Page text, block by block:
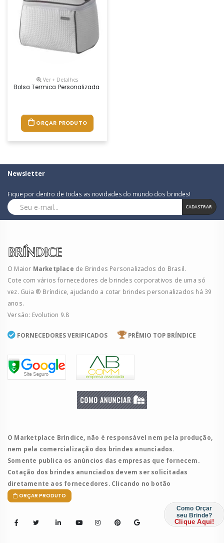
Ver + Detalhes
Bolsa Termica Personalizada Promocional
ORÇAR PRODUTO
Newsletter
Fique por dentro de todas as novidades do mundo dos brindes!
CADASTRAR
O Maior Marketplace de Brindes Personalizados do Brasil.
Cote com vários fornecedores de brindes corporativos de uma só
vez. Guia ® Bríndice, ajudando a cotar brindes personalizados há 39
anos.
Versão: Evolution 9.8
FORNECEDORES VERIFICADOS PRÊMIO TOP BRÍNDICE
O Marketplace Bríndice, não é responsável nem pela produção,
nem pela comercialização dos brindes anunciados.
Somente publica os anúncios das empresas que fornecem.
Cotação dos brindes anunciados devem ser solicitadas
diretamente aos fornecedores. Clicando no botão
ORÇAR PRODUTO
Como Orçar
seu Brinde?
Clique Aqui!